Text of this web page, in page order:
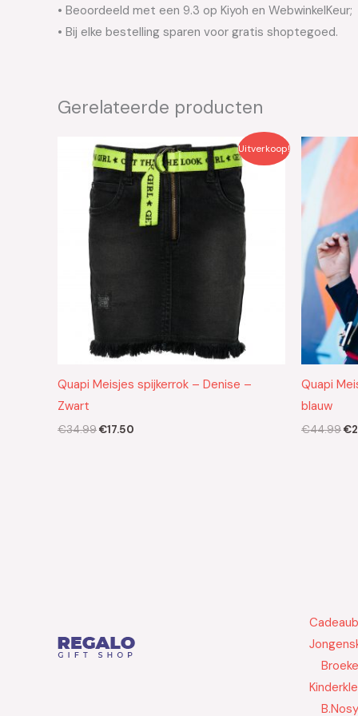
• Beoordeeld met een 9.3 op Kiyoh en WebwinkelKeur;
• Bij elke bestelling sparen voor gratis shoptegoed.
Gerelateerde producten
Uitverkoop!
Quapi Meisjes spijkerrok – Denise –
Zwart
€34.99
Oorspronkelijke
prijs
was:
€34.99.
€17.50
Huidige
prijs
is:
€17.50.
Quapi
blauw
€44.99€
B.Nosy